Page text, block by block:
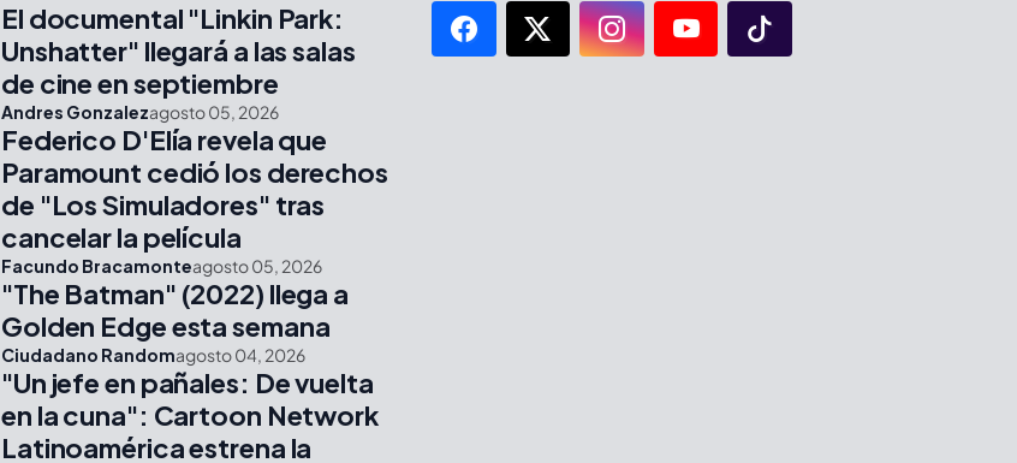
El documental "Linkin Park:
Unshatter" llegará a las salas
de cine en septiembre
Andres Gonzalezagosto 05, 2026
Federico D'Elía revela que
Paramount cedió los derechos
de "Los Simuladores" tras
cancelar la película
Facundo Bracamonteagosto 05, 2026
"The Batman" (2022) llega a
Golden Edge esta semana
Ciudadano Randomagosto 04, 2026
"Un jefe en pañales: De vuelta
en la cuna": Cartoon Network
Latinoamérica estrena la